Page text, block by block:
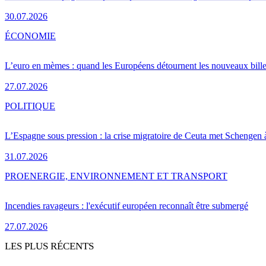
30.07.2026
L’euro en mèmes : quand les Européens détournent les nouveaux
27.07.2026
ÉCONOMIE
L’Espagne sous pression : la crise migratoire de Ceuta met Schengen
31.07.2026
POLITIQUE
Incendies ravageurs : l'exécutif européen reconnaît être submergé
27.07.2026
PROENERGIE, ENVIRONNEMENT ET TRANSPORT
LES PLUS RÉCENTS